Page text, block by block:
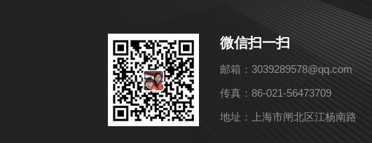
微信扫一扫
邮箱：3039289578@qq.com
传真：86-021-56473709
地址：上海市闸北区江杨南路